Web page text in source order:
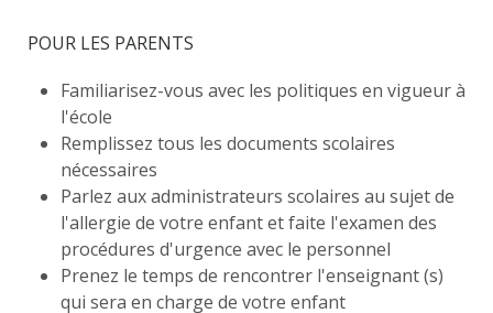
POUR LES PARENTS
Familiarisez-vous avec les politiques en vigueur à
l'école
Remplissez tous les documents scolaires
nécessaires
Parlez aux administrateurs scolaires au sujet de
l'allergie de votre enfant et faite l'examen des
procédures d'urgence avec le personnel
Prenez le temps de rencontrer l'enseignant (s)
qui sera en charge de votre enfant